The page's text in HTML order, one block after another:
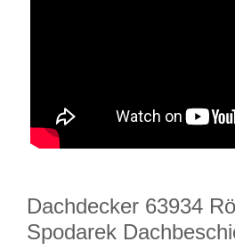
Dachdecker 63934
Spodarek